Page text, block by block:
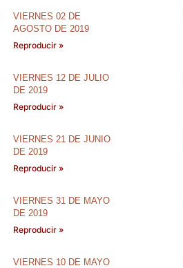
VIERNES 02 DE
AGOSTO DE 2019
Reproducir »
VIERNES 12 DE JULIO
DE 2019
Reproducir »
VIERNES 21 DE JUNIO
DE 2019
Reproducir »
VIERNES 31 DE MAYO
DE 2019
Reproducir »
VIERNES 10 DE MAYO